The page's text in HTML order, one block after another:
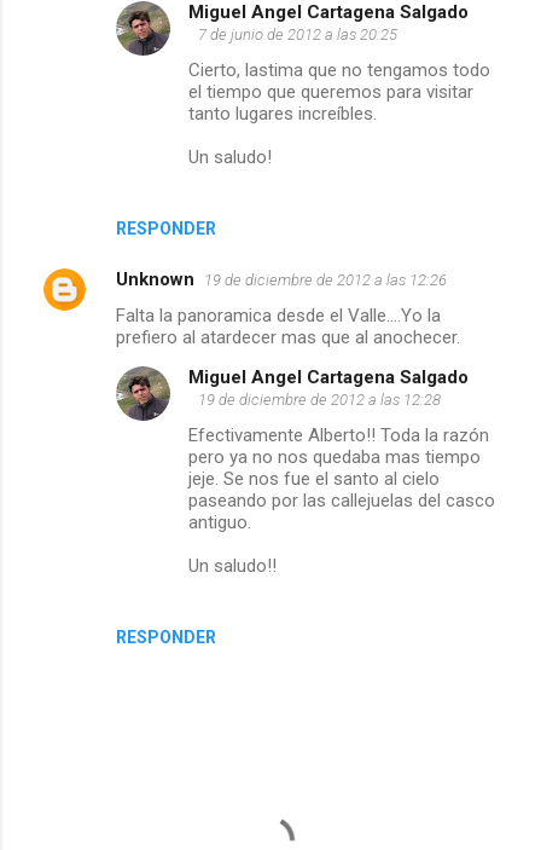
RESPONDER
Miguel Angel Cartagena Salgado
7 de junio de 2012 a las 20:25
Cierto, lastima que no tengamos todo
el tiempo que queremos para visitar
tanto lugares increíbles.
Un saludo!
Unknown 19 de diciembre de 2012 a las 12:26
Falta la panoramica desde el Valle....Yo la
prefiero al atardecer mas que al anochecer.
RESPONDER
Miguel Angel Cartagena Salgado
19 de diciembre de 2012 a las 12:28
Efectivamente Alberto!! Toda la razón
pero ya no nos quedaba mas tiempo
jeje. Se nos fue el santo al cielo
paseando por las callejuelas del casco
antiguo.
Un saludo!!